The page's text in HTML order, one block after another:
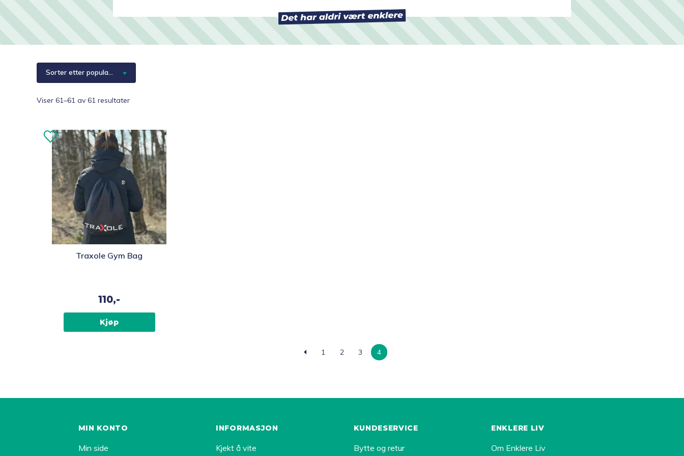
Reservedeler
Sorter etter popularitet
Viser 61–61 av 61 resultaterSortert
Traxole Gym Bag
110,-
Kjøp
1 2 3 4
MIN KONTO
Min side
INFORMASJON
Kjekt å vite
KUNDESERVICE
Bytte og retur
ENKLERE LIV
Om Enklere Liv